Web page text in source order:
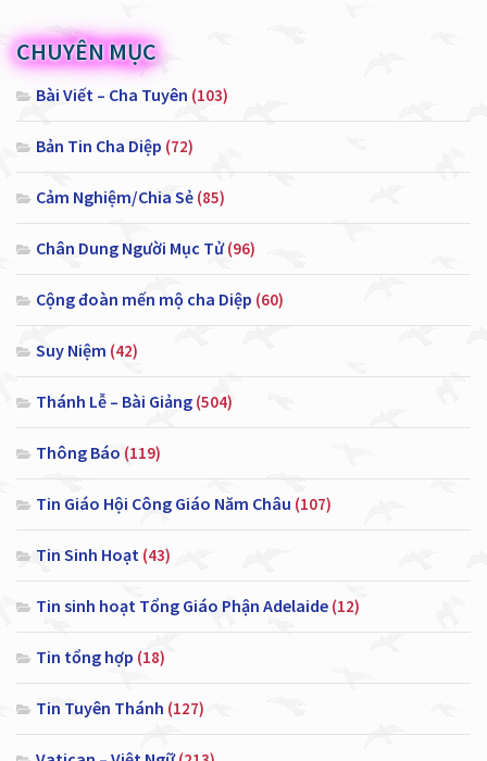
CHUYÊN MỤC
Bài Viết – Cha Tuyên (103)
Bản Tin Cha Diệp (72)
Cảm Nghiệm/Chia Sẻ (85)
Chân Dung Người Mục Tử(96)
Cộng đoàn mến mộ cha Diệp (60)
Suy Niệm (42)
Thánh Lễ – Bài Giảng (504)
Thông Báo (119)
Tin Giáo Hội Công Giáo Năm Châu (107)
Tin Sinh Hoạt (43)
Tin sinh hoạt Tổng Giáo Phận Adelaide (12)
Tin tổng hợp (18)
Tin Tuyên Thánh (127)